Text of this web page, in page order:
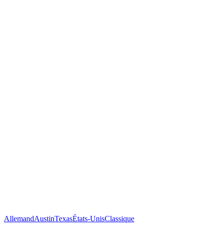
AllemandAustinTexasÉtats-UnisClassique